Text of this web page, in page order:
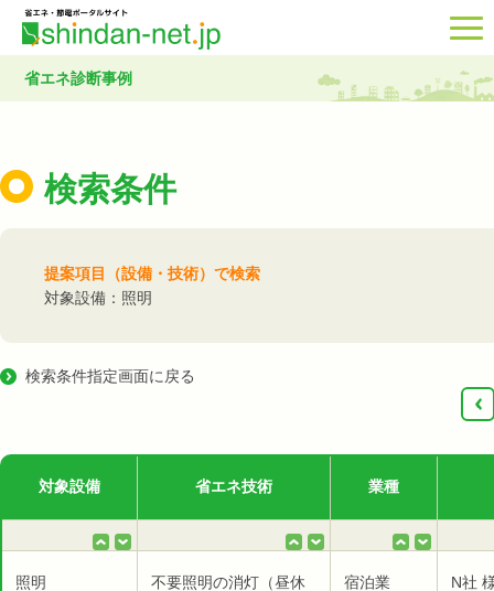
省エネ診断事例
検索条件
提案項目（設備・技術）で検索
対象設備：照明
検索条件指定画面に戻る
‹
対象設備 省エネ技術 業種
照明
不要照明の消灯（昼休
宿泊業 N社